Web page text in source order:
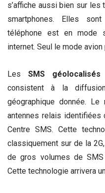
s’affiche aussi bien sur
smartphones. Elles
téléphone est en mode
internet. Seul le mode
Les SMS géolocalisés
consistent à la
géographique donnée.
antennes relais
Centre SMS. Cette
classiquement sur de la
de gros volumes de
Cette technologie arrivera